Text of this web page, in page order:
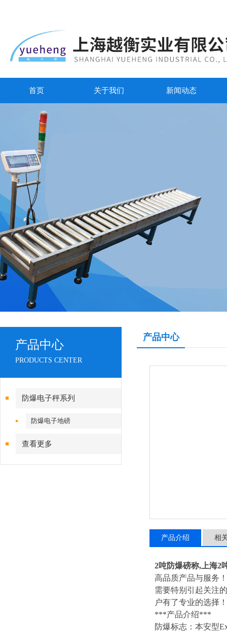
首页 关于我们 新闻动态
产品中心
PRODUCTS CENTER
防爆电子秤系列
防爆电子地磅
查看更多
产品中心
产品介绍 相
2吨防爆磅称, 上海2
高品质产品与服务！
需要特别引起关注
户有了专业的选择
***产品介绍***
防爆标志：本安型